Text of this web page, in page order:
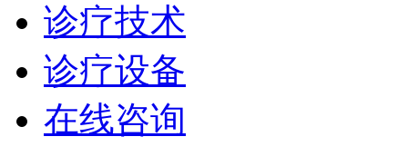
诊疗技术
诊疗设备
在线咨询